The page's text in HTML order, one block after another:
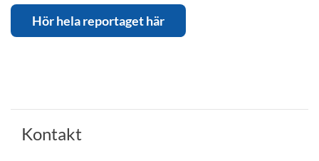
Hör hela reportaget här
Kontakt